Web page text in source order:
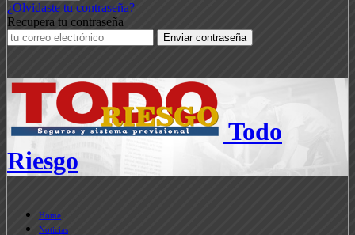
¿Olvidaste tu contraseña?
Recupera tu contraseña
Todo
Riesgo
Home
Noticias